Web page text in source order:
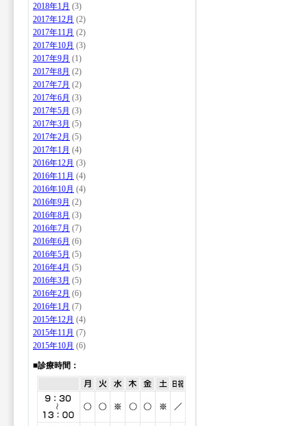
2018年1月 (3)
2017年12月 (2)
2017年11月 (2)
2017年10月 (3)
2017年9月 (1)
2017年8月 (2)
2017年7月 (2)
2017年6月 (3)
2017年5月 (3)
2017年3月 (5)
2017年2月 (5)
2017年1月 (4)
2016年12月 (3)
2016年11月 (4)
2016年10月 (4)
2016年9月 (2)
2016年8月 (3)
2016年7月 (7)
2016年6月 (6)
2016年5月 (5)
2016年4月 (5)
2016年3月 (5)
2016年2月 (6)
2016年1月 (7)
2015年12月 (4)
2015年11月 (7)
2015年10月 (6)
■診療時間：